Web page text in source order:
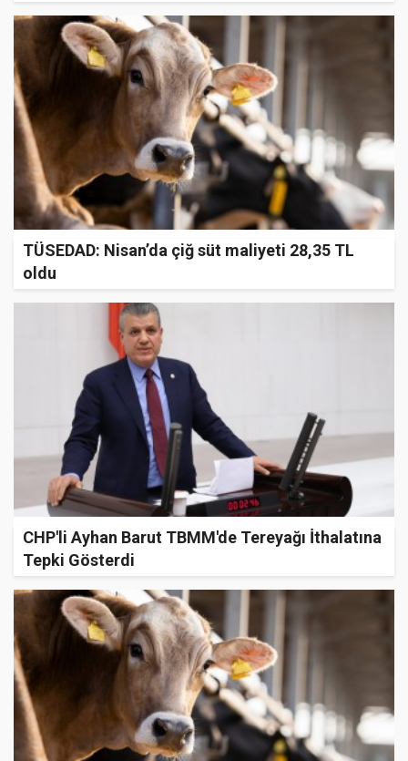
TÜSEDAD: Nisan’da çiğ süt maliyeti 28,35 TL
oldu
CHP'li Ayhan Barut TBMM'de Tereyağı İthalatına
Tepki Gösterdi